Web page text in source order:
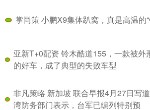
掌尚策 小鹏X9集体趴窝，真是高温的“
亚新T+0配资 铃木酷道155，一款被外
的好车，成了典型的失败车型
非凡策略 新加坡 联合早报4月27日写道
湾防务部门表示，台军已编列特别预